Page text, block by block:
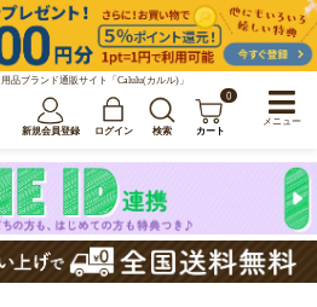
品ブランド通販サイト「Calulu(カルル)」
新規会員登録 ログイン 検索
0
カート
メニュー